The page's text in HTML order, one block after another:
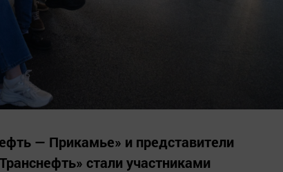
— Прикамье» и представители
стали участниками